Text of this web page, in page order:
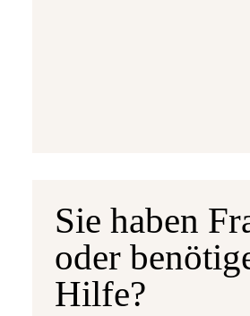
Sie haben
oder
Hilfe?